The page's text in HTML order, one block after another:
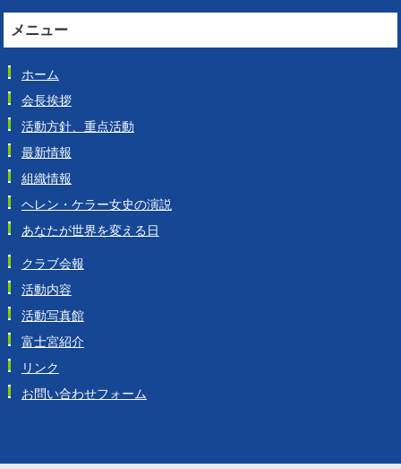
メニュー
ホーム
会長挨拶
活動方針、重点活動
最新情報
組織情報
ヘレン・ケラー女史の演説
あなたが世界を変える日
クラブ会報
活動内容
活動写真館
富士宮紹介
リンク
お問い合わせフォーム